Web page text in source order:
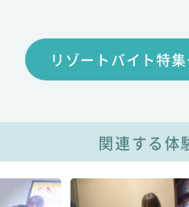
リゾートバイト特
関連する体